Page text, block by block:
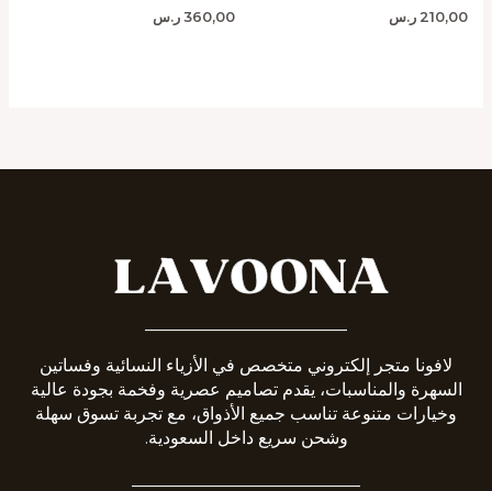
210,00 ر.س 360,00 ر.س
لافونا متجر إلكتروني متخصص في الأزياء النسائية وفساتين
السهرة والمناسبات، يقدم تصاميم عصرية وفخمة بجودة عالية
وخيارات متنوعة تناسب جميع الأذواق، مع تجربة تسوق سهلة
وشحن سريع داخل السعودية.